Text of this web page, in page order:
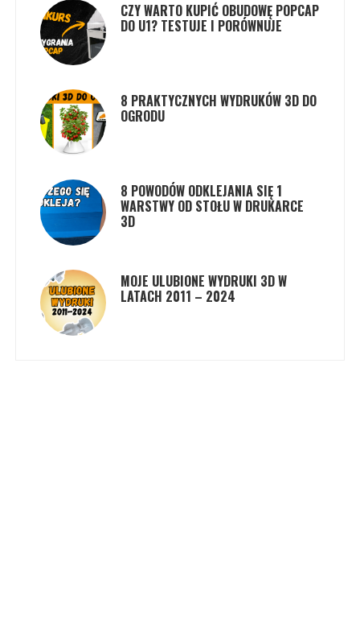
CZY WARTO KUPIĆ OBUDOWĘ POPCAP
DO U1? TESTUJE I PORÓWNUJE
8 PRAKTYCZNYCH WYDRUKÓW 3D DO
OGRODU
8 POWODÓW ODKLEJANIA SIĘ 1
WARSTWY OD STOŁU W DRUKARCE
3D
MOJE ULUBIONE WYDRUKI 3D W
LATACH 2011 – 2024